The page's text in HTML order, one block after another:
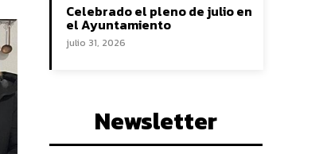
Celebrado el pleno de julio en
el Ayuntamiento
julio 31, 2026
Newsletter